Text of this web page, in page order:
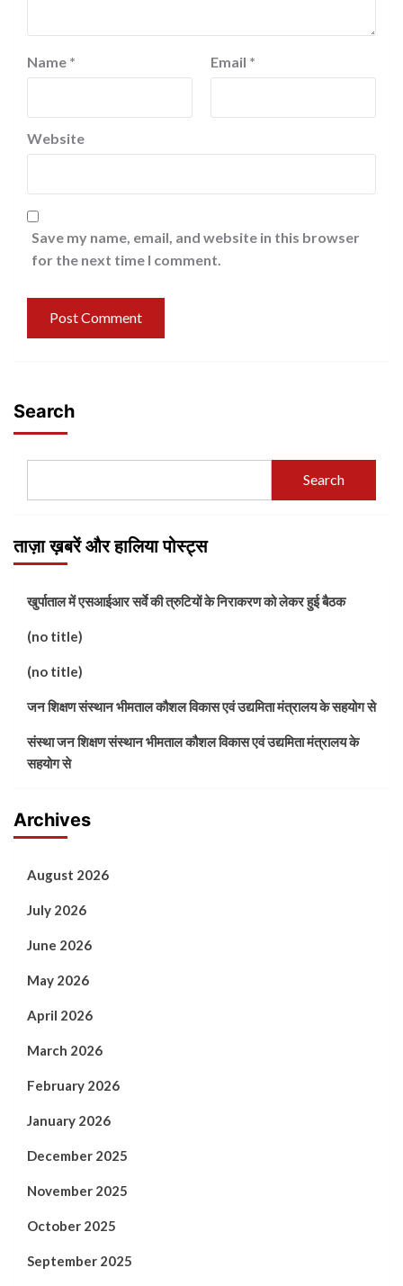
Name * Email *
Website
Save my name, email, and website in this browser
for the next time I comment.
Search
Search
ताज़ा ख़बरें और हालिया पोस्ट्स
खुर्पाताल में एसआईआर सर्वे की त्रुटियों के निराकरण को लेकर हुई बैठक
(no title)
(no title)
जन शिक्षण संस्थान भीमताल कौशल विकास एवं उद्यमिता मंत्रालय के सहयोग से
संस्था जन शिक्षण संस्थान भीमताल कौशल विकास एवं उद्यमिता मंत्रालय के
सहयोग से
Archives
August 2026
July 2026
June 2026
May 2026
April 2026
March 2026
February 2026
January 2026
December 2025
November 2025
October 2025
September 2025